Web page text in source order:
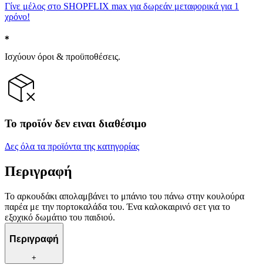
Γίνε μέλος στο SHOPFLIX max για δωρεάν μεταφορικά για 1
χρόνο!
Ισχύουν όροι & προϋποθέσεις.
Το προϊόν δεν ειναι διαθέσιμο
Δες όλα τα προϊόντα της κατηγορίας
Περιγραφή
Το αρκουδάκι απολαμβάνει το μπάνιο του πάνω στην κουλούρα
παρέα με την πορτοκαλάδα του. Ένα καλοκαιρινό σετ για το
εξοχικό δωμάτιο του παιδιού.
Περιγραφή
+